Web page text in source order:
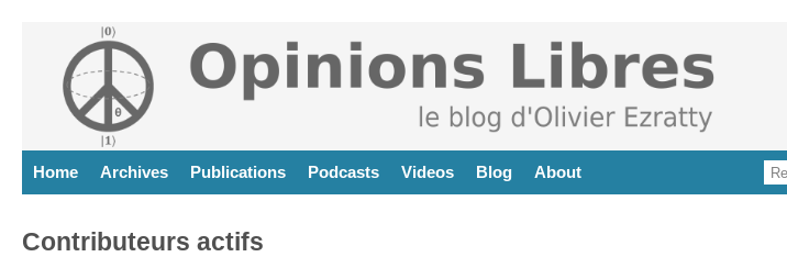
Home Archives Publications Podcasts Videos Blog About
Contributeurs actifs